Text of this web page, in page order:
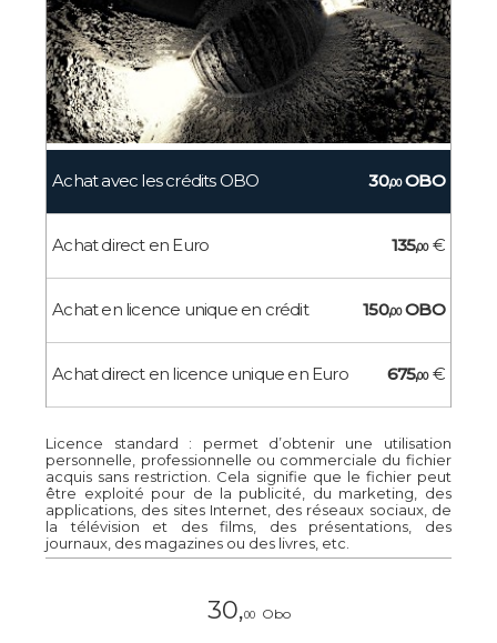
Achat avec les crédits OBO 30,00OBO
Achat direct en Euro 135,00€
Achat en licence unique en crédit 150,00OBO
Achat direct en licence unique en Euro 675,00€
Licence standard : permet d’obtenir une utilisation
personnelle, professionnelle ou commerciale du fichier
acquis sans restriction. Cela signifie que le fichier peut
être exploité pour de la publicité, du marketing, des
applications, des sites Internet, des réseaux sociaux, de
la télévision et des films, des présentations, des
journaux, des magazines ou des livres, etc.
30,00 Obo